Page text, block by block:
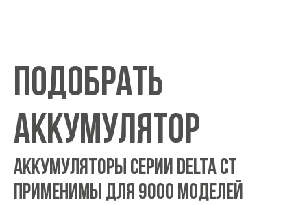
ПОДОБРАТЬ
АККУМУЛЯТОР
АККУМУЛЯТОРЫ СЕРИИ DELTA CT
ПРИМЕНИМЫ ДЛЯ 9000 МОДЕЛЕЙ